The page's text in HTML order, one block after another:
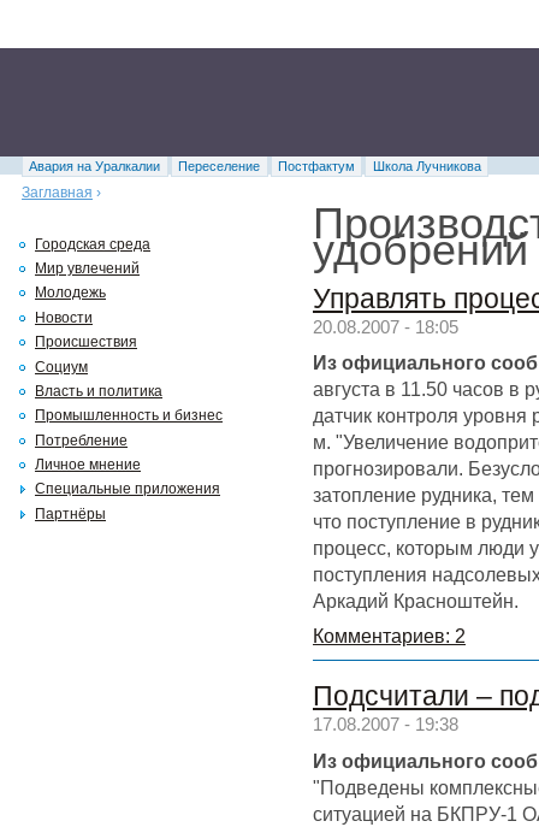
Авария на Уралкалии Переселение Постфактум
Школа Лучникова
Заглавная ›
удобрений
Управлять
20.08.2007 - 18:05
Из официального
августа в 11.50 часов в
датчик контроля уровня
м. "Увеличение
прогнозировали.
затопление рудника,
что поступление в
процесс, которым люди
поступления
Аркадий Красноштейн.
Комментариев: 2
Подсчитали –
17.08.2007 - 19:38
Из официального
"Подведены
ситуацией на БКПРУ-1
Городская среда
Мир увлечений
Молодежь
Новости
Происшествия
Социум
Власть и политика
Промышленность и бизнес
Потребление
Личное мнение
Специальные приложения
Партнёры